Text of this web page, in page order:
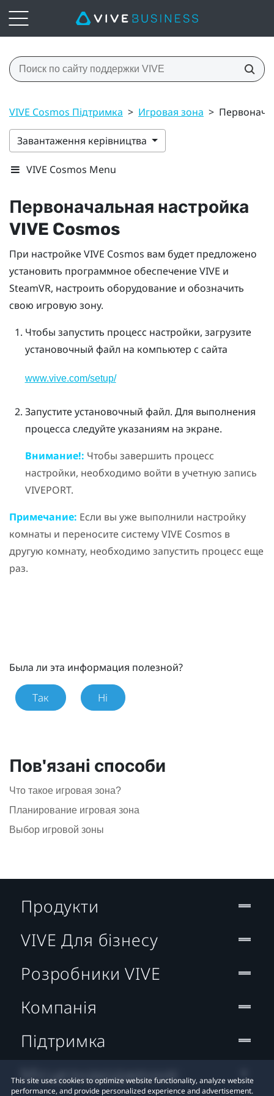
VIVE Cosmos Підтримка > Игровая зона >
Завантаження керівництва
VIVE Cosmos Menu
Первоначальная настройка
VIVE Cosmos
При настройке VIVE Cosmos вам будет предложено
установить программное обеспечение VIVE и
SteamVR, настроить оборудование и обозначить
свою игровую зону.
Чтобы запустить процесс настройки, загрузите
установочный файл на компьютер с сайта
www.vive.com/setup/
Запустите установочный файл. Для выполнения
процесса следуйте указаниям на экране.
Внимание!: Чтобы завершить процесс
настройки, необходимо войти в учетную запись
VIVEPORT.
Примечание: Если вы уже выполнили настройку
комнаты и переносите системуVIVE Cosmos в
другую комнату, необходимо запустить процесс еще
раз.
Была ли эта информация полезной?
Так Ні
Пов'язані способи
Что такое игровая зона?
Планирование игровая зона
Выбор игровой зоны
This site uses cookies to optimize website functionality, analyze website
performance, and provide personalized experience and advertisement.
Продукти
VIVE Для бізнесу
Розробники VIVE
Компанія
Підтримка
Місцезнаходження: